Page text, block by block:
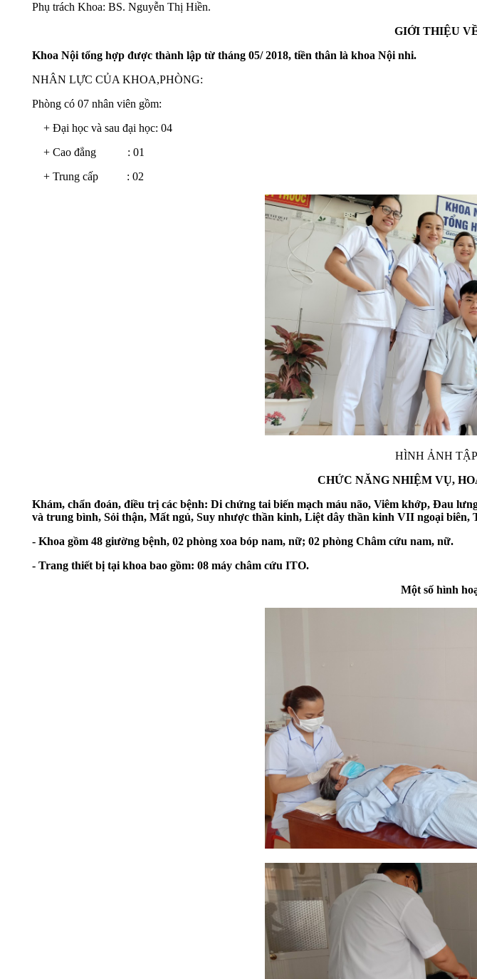
Phụ trách Khoa: BS. Nguyễn Thị Hiền.
GIỚI THIỆU
Khoa Nội tổng hợp được thành lập từ tháng 05/ 2018, tiền thân là khoa Nội nhi.
NHÂN LỰC CỦA KHOA,PHÒNG:
Phòng có 07 nhân viên gồm:
+ Đại học và sau đại học: 04
+ Cao đẳng : 01
+ Trung cấp : 02
HÌNH ẢNH
CHỨC NĂNG NHIỆM VỤ,
Khám, chẩn đoán, điều trị các bệnh: Di chứng tai biến mạch máu não, Viêm khớp, Đau
và trung bình, Sỏi thận, Mất ngủ, Suy nhược thần kinh, Liệt dây thần kinh VII ngoại biên,
- Khoa gồm 48 giường bệnh, 02 phòng xoa bóp nam, nữ; 02 phòng Châm cứu nam, nữ.
- Trang thiết bị tại khoa bao gồm: 08 máy châm cứu ITO.
Một số hình